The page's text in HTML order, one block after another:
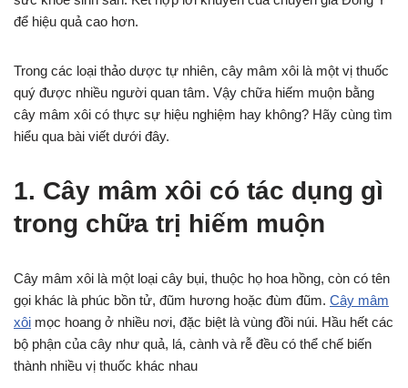
để hiệu quả cao hơn.
Trong các loại thảo dược tự nhiên, cây mâm xôi là một vị thuốc
quý được nhiều người quan tâm. Vậy chữa hiếm muộn bằng
cây mâm xôi có thực sự hiệu nghiệm hay không? Hãy cùng tìm
hiểu qua bài viết dưới đây.
1. Cây mâm xôi có tác dụng gì
trong chữa trị hiếm muộn
Cây mâm xôi là một loại cây bụi, thuộc họ hoa hồng, còn có tên
gọi khác là phúc bồn tử, đũm hương hoặc đùm đũm. Cây mâm
xôi mọc hoang ở nhiều nơi, đặc biệt là vùng đồi núi. Hầu hết các
bộ phận của cây như quả, lá, cành và rễ đều có thể chế biến
thành nhiều vị thuốc khác nhau